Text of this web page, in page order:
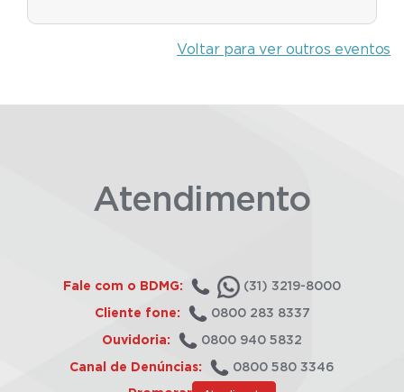
Voltar para ver outros eventos
Atendimento
Fale com o BDMG: (31) 3219-8000
Cliente fone: 0800 283 8337
Ouvidoria: 0800 940 5832
Canal de Denúncias: 0800 580 3346